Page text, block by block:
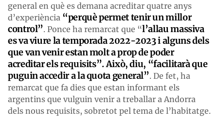
general en què es demana acreditar quatre anys
d’experiència “perquè permet tenir un millor
control”. Ponce ha remarcat que “l’allau massiva
es va viure la temporada 2022-2023 i alguns dels
que van venir estan molt a prop de poder
acreditar els requisits”. Això, diu, “facilitarà que
puguin accedir a la quota general”. De fet, ha
remarcat que fa dies que estan informant els
argentins que vulguin venir a treballar a Andorra
dels nous requisits, sobretot pel tema de l’habitatge.